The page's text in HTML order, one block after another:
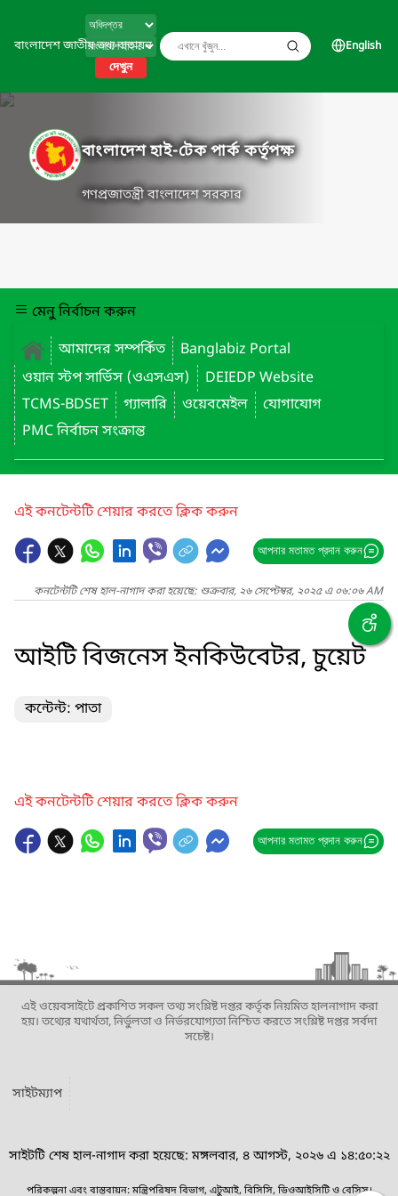
বাংলাদেশ জাতীয় তথ্য বাতায়ন
দেখুন
English
বাংলাদেশ হাই-টেক পার্ক কর্তৃপক্ষ
গণপ্রজাতন্ত্রী বাংলাদেশ সরকার
মেনু নির্বাচন করুন
আমাদের সম্পর্কিত
Banglabiz Portal
ওয়ান স্টপ সার্ভিস (ওএসএস)
DEIEDP Website
TCMS-BDSET
গ্যালারি ওয়েবমেইল
যোগাযোগ
PMC নির্বাচন সংক্রান্ত
এই কনটেন্টটি শেয়ার করতে ক্লিক করুন
আপনার মতামত প্রদান করুন
কনটেন্টটি শেষ হাল-নাগাদ করা হয়েছে: শুক্রবার, ২৬ সেপ্টেম্বর, ২০২৫ এ ০৬:০৬ AM
আইটি বিজনেস ইনকিউবেটর, চুয়েট
কন্টেন্ট: পাতা
এই কনটেন্টটি শেয়ার করতে ক্লিক করুন
আপনার মতামত প্রদান করুন
এই ওয়েবসাইটে প্রকাশিত সকল তথ্য সংশ্লিষ্ট দপ্তর কর্তৃক নিয়মিত হালনাগাদ করা
হয়। তথ্যের যথার্থতা, নির্ভুলতা ও নির্ভরযোগ্যতা নিশ্চিত করতে সংশ্লিষ্ট দপ্তর সর্বদা
সচেষ্ট।
সাইটম্যাপ
সাইটটি শেষ হাল-নাগাদ করা হয়েছে: মঙ্গলবার, ৪ আগস্ট, ২০২৬ এ ১৪:৫০:২২
পরিকল্পনা এবং বাস্তবায়ন: মন্ত্রিপরিষদ বিভাগ, এটুআই, বিসিসি, ডিওআইসিটি ও বেসিস।